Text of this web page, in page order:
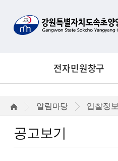
전자민원창구
공
알림마당 입찰정보
공고보기